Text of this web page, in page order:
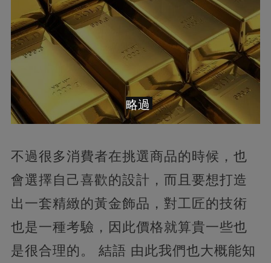
不過很多消費者在挑選商品的時候，也
會選擇自己喜歡的設計，而且要想打造
出一套精緻的黃金飾品，對工匠的技術
也是一種考驗，因此價格就算貴一些也
是很合理的。 結語 由此我們也大概能知
略過